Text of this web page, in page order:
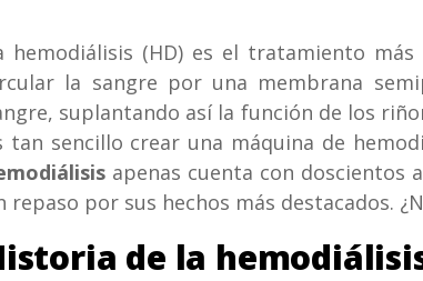
hemodiálisis (HD) es el tratamiento
la sangre por una membrana
suplantando así la función de los
tan sencillo crear una máquina de
apenas cuenta con doscientos
repaso por sus hechos más destacados.
de la